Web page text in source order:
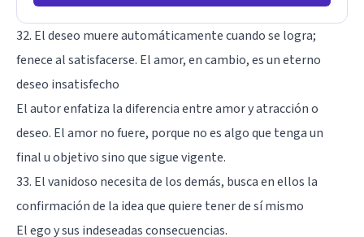
32. El deseo muere automáticamente cuando se logra;
fenece al satisfacerse. El amor, en cambio, es un eterno
deseo insatisfecho
El autor enfatiza la diferencia entre amor y atracción o
deseo. El amor no fuere, porque no es algo que tenga un
final u objetivo sino que sigue vigente.
33. El vanidoso necesita de los demás, busca en ellos la
confirmación de la idea que quiere tener de sí mismo
El ego y sus indeseadas consecuencias.